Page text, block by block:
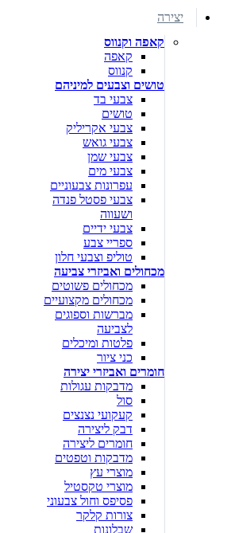
יצירה
קאפה וקנווס
קאפה
קנווס
טושים וצבעים למיניהם
צבעי בד
טושים
צבעי אקריליק
צבעי גואש
צבעי שמן
צבעי מים
עפרונות צבעוניים
צבעי פסטל פנדה
ושעווה
צבעי ידיים
ספריי צבע
טוליפ וצבעי חלון
מכחולים ואביזרי צביעה
מכחולים פשוטים
מכחולים מקצועיים
מברשות וספוגים
לצביעה
פלטות ומיכלים
כני ציור
חומרים ואביזרי יצירה
מדבקות עגולות
סול
קעקועי נצנצים
דבק ליצירה
חומרים ליצירה
מדבקות וטפטים
מוצרי עץ
מוצרי טקסטיל
פסיפס וחול צבעוני
צורות קלקר
שבלונות